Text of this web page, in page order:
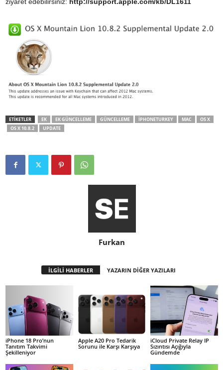
ETİKETLER EK EK GÜNCELLEME GÜNCELLEME IPHONETURKEY MAC
OS X
OS X 10.8.2
UPDATE
Furkan
İLGİLİ HABERLER YAZARIN DİĞER YAZILARI
iPhone 18 Pro’nun
Tanıtım Takvimi
Şekilleniyor
Apple A20 Pro Tedarik
Sorunu ile Karşı Karşıya
iCloud Private Relay IP
Sızıntısı Açığıyla
Gündemde